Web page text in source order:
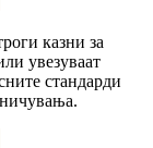
казни за
увезуваат
стандарди